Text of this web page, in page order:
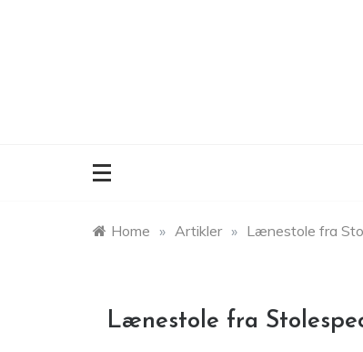
Home » Artikler » Lænestole fra
Lænestole fra